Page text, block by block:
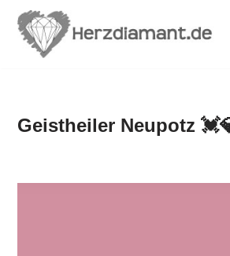
Zum
Geistheiler Neupotz